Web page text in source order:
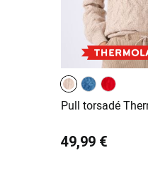
Pull torsadé
49,99 €